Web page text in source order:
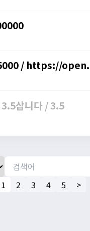
에 사요 / 9000000
5000 / https://
삽니다 / 3.5
1 2 3 4 5 >